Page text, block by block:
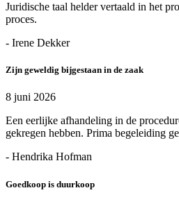
Juridische taal helder vertaald in het
proces.
- Irene Dekker
Zijn geweldig bijgestaan in de zaak
8 juni 2026
Een eerlijke afhandeling in de
gekregen hebben. Prima begeleiding
- Hendrika Hofman
Goedkoop is duurkoop